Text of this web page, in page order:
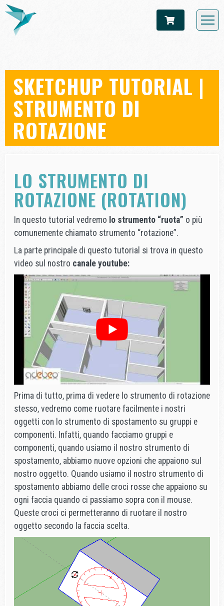
SKETCHUP TUTORIAL |
STRUMENTO DI
ROTAZIONE
LO STRUMENTO DI
ROTAZIONE (ROTATION)
In questo tutorial vedremo lo strumento “ruota” o più
comunemente chiamato strumento “rotazione”.
La parte principale di questo tutorial si trova in questo
video sul nostro canale youtube:
Prima di tutto, prima di vedere lo strumento di rotazione
stesso, vedremo come ruotare facilmente i nostri
oggetti con lo strumento di spostamento su gruppi e
componenti. Infatti, quando facciamo gruppi e
componenti, quando usiamo il nostro strumento di
spostamento, abbiamo nuove opzioni che appaiono sul
nostro oggetto. Quando usiamo il nostro strumento di
spostamento abbiamo delle croci rosse che appaiono su
ogni faccia quando ci passiamo sopra con il mouse.
Queste croci ci permetteranno di ruotare il nostro
oggetto secondo la faccia scelta.